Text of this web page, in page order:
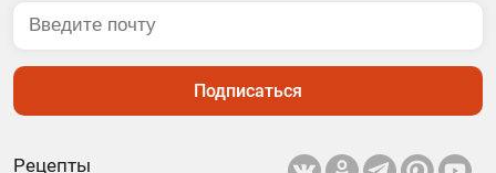
Рецепты
Подписаться